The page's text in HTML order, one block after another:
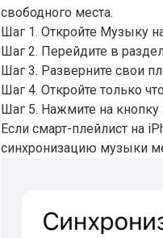
свободного места.
Шаг 1. Откройте Музыку
Шаг 2. Перейдите в
Шаг 3. Разверните свои
Шаг 4. Откройте только
Шаг 5. Нажмите на кнопку
Если смарт-плейлист на
синхронизацию музыки